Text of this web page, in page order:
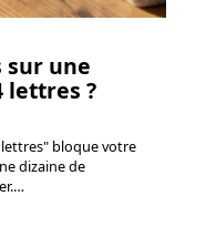
sur une
lettres ?
bloque votre
dizaine de
…